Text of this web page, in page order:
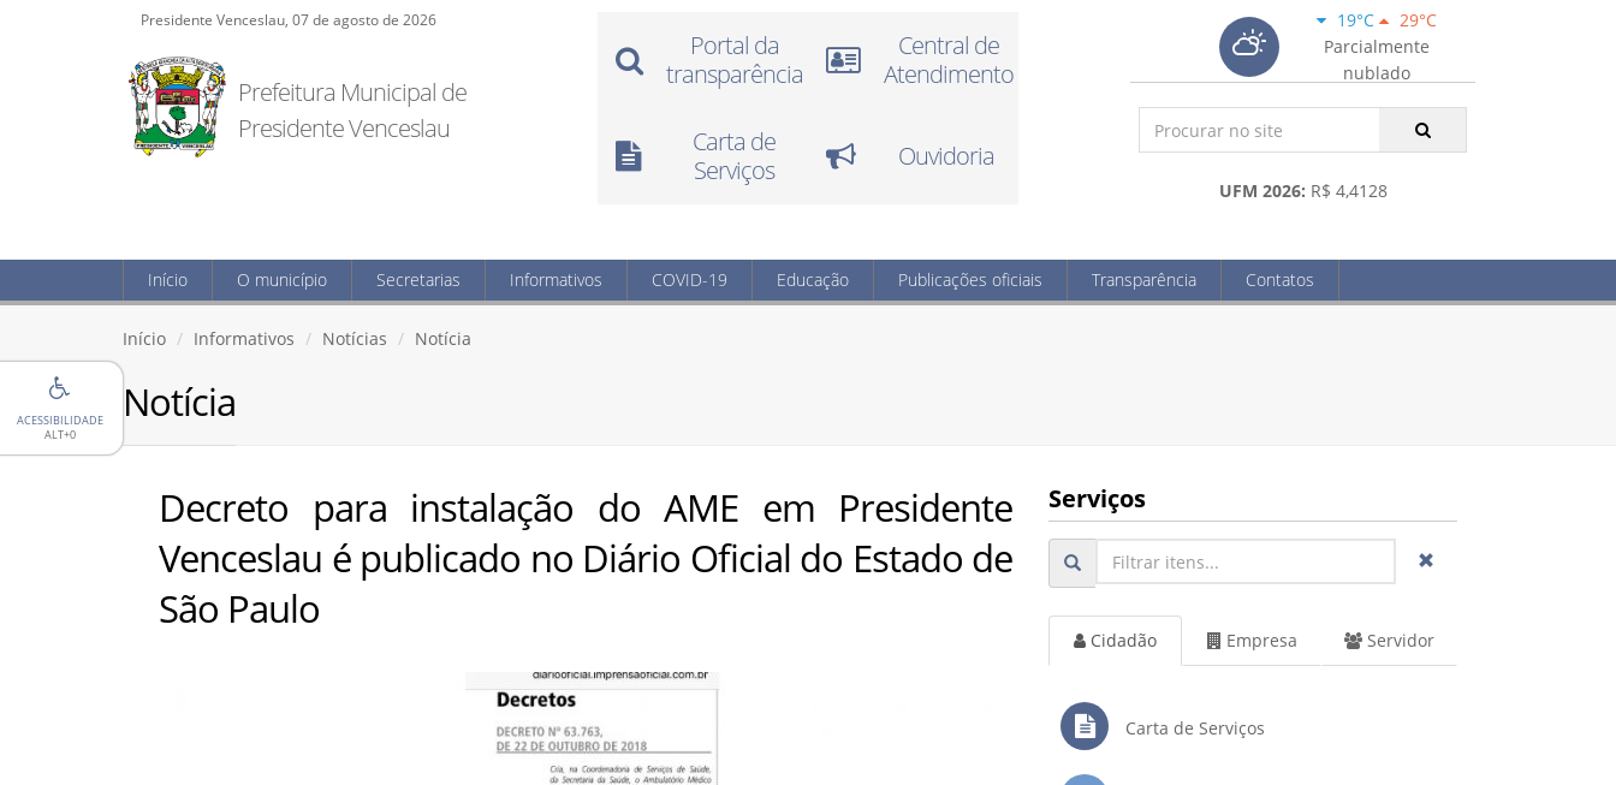
ACESSIBILIDADE
ALT+0
Presidente Venceslau, 07 de agosto de 2026
Prefeitura Municipal de
Presidente Venceslau
Portal da
transparência
Central de
Atendimento
Carta de
Serviços
Ouvidoria
19°C
29°C
Parcialmente
nublado
UFM 2026: R$ 4,4128
Início O município Secretarias Informativos COVID-19 Educação Publicações oficiais Transparência Contatos
Início Informativos Notícias Notícia
Notícia
Decreto para instalação do AME em Presidente
Venceslau é publicado no Diário Oficial do Estado de
São Paulo
Serviços
Cidadão Empresa Servidor
Carta de Serviços